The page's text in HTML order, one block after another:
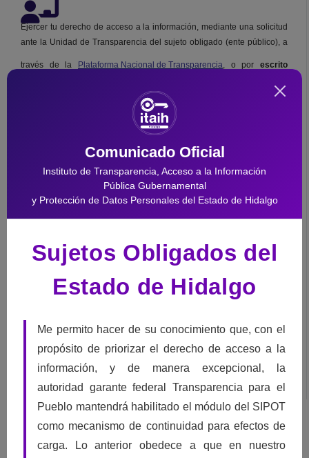
Comunicado Oficial
Instituto de Transparencia, Acceso a la Información
Pública Gubernamental
y Protección de Datos Personales del Estado de Hidalgo
Sujetos Obligados del
Estado de Hidalgo
Me permito hacer de su conocimiento que, con el
propósito de priorizar el derecho de acceso a la
información, y de manera excepcional, la
autoridad garante federal Transparencia para el
Pueblo mantendrá habilitado el módulo del SIPOT
como mecanismo de continuidad para efectos de
carga. Lo anterior obedece a que en nuestro
Ejercer tu derecho de acceso a la información, mediante una solicitud
ante la Unidad de Transparencia del sujeto obligado (ente público), a
través de la Plataforma Nacional de Transparencia, o por escrito
descargando el formato para persona , así como, vía
Recurso de Revisión
de respuesta o por no estar de acuerdo con ella, a través de la
Datos Personales